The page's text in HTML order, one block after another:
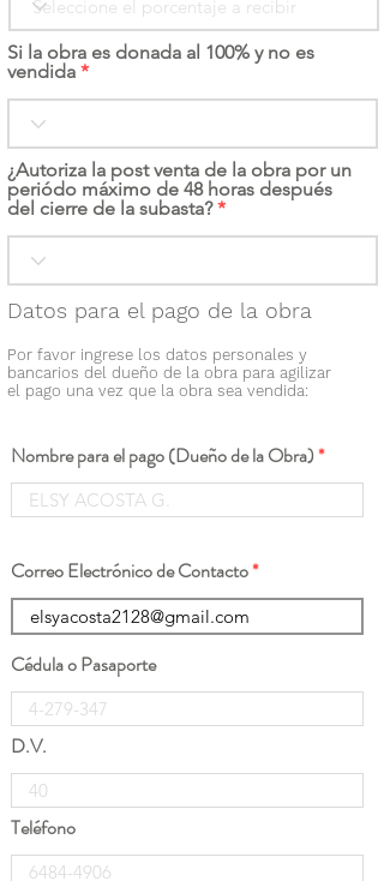
Si la obra es donada al 100% y no es
vendida
¿Autoriza la post venta de la obra por un
periódo máximo de 48 horas después
del cierre de la subasta?
Datos para el pago de la obra
Por favor ingrese los datos personales y
bancarios del dueño de la obra para agilizar
el pago una vez que la obra sea vendida:
Nombre para el pago (Dueño de la Obra)
Correo Electrónico de Contacto
Cédula o Pasaporte
D.V.
Teléfono